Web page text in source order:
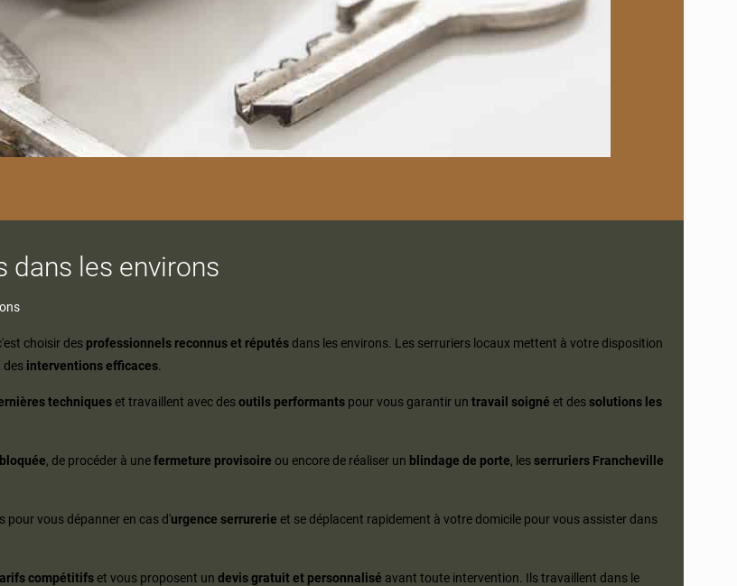
dans les environs
choisir des professionnels reconnus et réputés dans les environs. Les serruriers locaux mettent à votre disposition
des interventions efficaces.
techniques et travaillent avec desoutils performants pour vous garantir untravail soigné et dessolutions les
, de procéder à unefermeture provisoire ou encore de réaliser un blindage de porte, lesserruriers Francheville
pour vous dépanner en cas d'urgence serrurerie et se déplacent rapidement à votre domicile pour vous assister dans
compétitifs et vous proposent undevis gratuit et personnalisé avant toute intervention. Ils travaillent dans le